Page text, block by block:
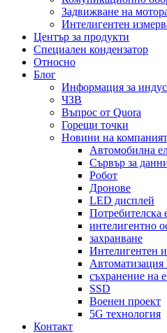
Задвижване на
Интелигентен
Център за продукти
Специален кондензатор
Относно
Блог
Информация за
ЧЗВ
Въпрос от Quora
Горещи точки
Новини на
Автомобилна
Сървър за
Робот
Дронове
LED дисплей
Потребителска
интелигентно
захранване
Интелигентен
Автоматизация
съхранение на
SSD
Военен проект
5G технология
Контакт